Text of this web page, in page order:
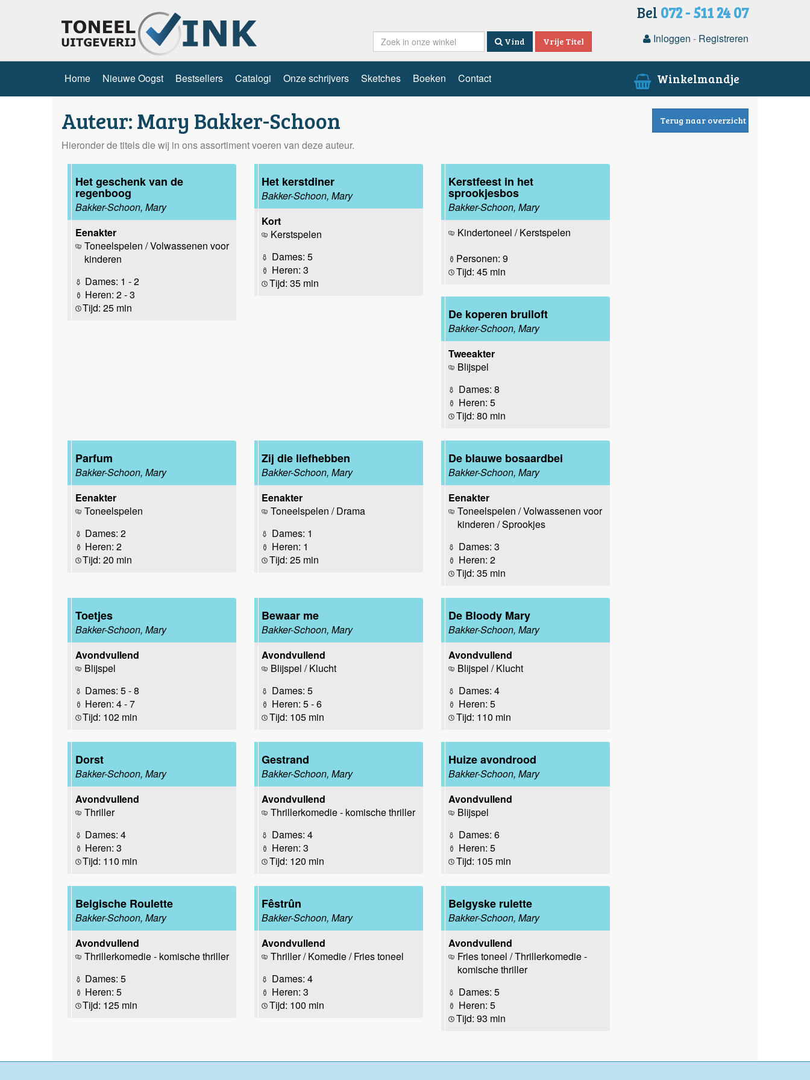
Bel 072 - 511 24 07
Vind Vrije Titel Inloggen - Registreren
Home Nieuwe Oogst Bestsellers Catalogi Onze schrijvers Sketches Boeken Contact Winkelmandje
Auteur: Mary Bakker-Schoon Terug naar overzicht
Hieronder de titels die wij in ons assortiment voeren van deze auteur.
Het geschenk van de
regenboog
Bakker-Schoon, Mary
Eenakter
Toneelspelen / Volwassenen voor
kinderen
Dames: 1 - 2
Heren: 2 - 3
Tijd: 25 min
Het kerstdiner
Bakker-Schoon, Mary
Kort
Kerstspelen
Dames: 5
Heren: 3
Tijd: 35 min
Kerstfeest in het
sprookjesbos
Bakker-Schoon, Mary
Kindertoneel / Kerstspelen
Personen: 9
Tijd: 45 min
De koperen bruiloft
Bakker-Schoon, Mary
Tweeakter
Blijspel
Dames: 8
Heren: 5
Tijd: 80 min
Parfum
Bakker-Schoon, Mary
Eenakter
Toneelspelen
Dames: 2
Heren: 2
Tijd: 20 min
Zij die liefhebben
Bakker-Schoon, Mary
Eenakter
Toneelspelen / Drama
Dames: 1
Heren: 1
Tijd: 25 min
De blauwe bosaardbei
Bakker-Schoon, Mary
Eenakter
Toneelspelen / Volwassenen voor
kinderen / Sprookjes
Dames: 3
Heren: 2
Tijd: 35 min
Toetjes
Bakker-Schoon, Mary
Avondvullend
Blijspel
Dames: 5 - 8
Heren: 4 - 7
Tijd: 102 min
Bewaar me
Bakker-Schoon, Mary
Avondvullend
Blijspel / Klucht
Dames: 5
Heren: 5 - 6
Tijd: 105 min
De Bloody Mary
Bakker-Schoon, Mary
Avondvullend
Blijspel / Klucht
Dames: 4
Heren: 5
Tijd: 110 min
Dorst
Bakker-Schoon, Mary
Avondvullend
Thriller
Dames: 4
Heren: 3
Tijd: 110 min
Gestrand
Bakker-Schoon, Mary
Avondvullend
Thrillerkomedie - komische thriller
Dames: 4
Heren: 3
Tijd: 120 min
Huize avondrood
Bakker-Schoon, Mary
Avondvullend
Blijspel
Dames: 6
Heren: 5
Tijd: 105 min
Belgische Roulette
Bakker-Schoon, Mary
Avondvullend
Thrillerkomedie - komische thriller
Dames: 5
Heren: 5
Tijd: 125 min
Fêstrûn
Bakker-Schoon, Mary
Avondvullend
Thriller / Komedie / Fries toneel
Dames: 4
Heren: 3
Tijd: 100 min
Belgyske rulette
Bakker-Schoon, Mary
Avondvullend
Fries toneel / Thrillerkomedie -
komische thriller
Dames: 5
Heren: 5
Tijd: 93 min